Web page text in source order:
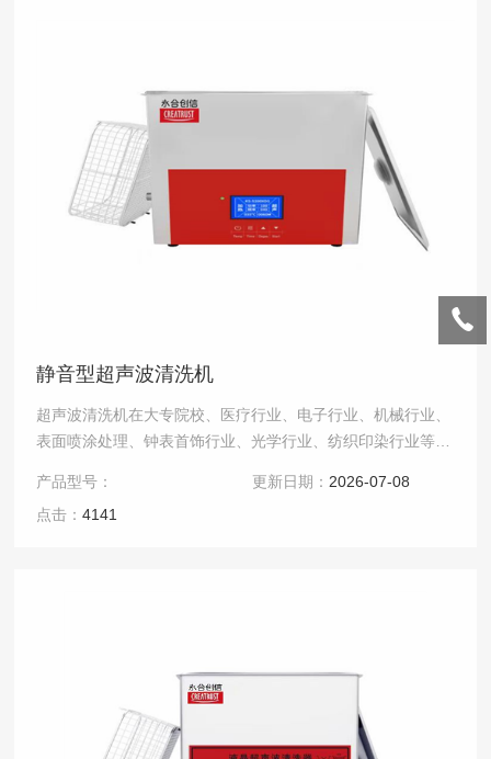
静音型超声波清洗机
超声波清洗机在大专院校、医疗行业、电子行业、机械行业、
表面喷涂处理、钟表首饰行业、光学行业、纺织印染行业等均
果.....
产品型号： 更新日期： 2026-07-08
点击：4141